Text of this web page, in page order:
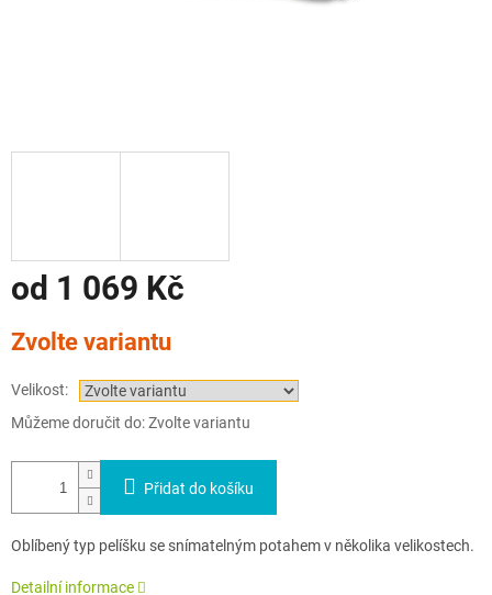
od 1 069 Kč
cena:
Zvolte variantu
Velikost:
Můžeme doručit do:Zvolte variantu
Přidat do košíku
Oblíbený typ pelíšku se snímatelným potahem v několika velikostech.
Detailní informace